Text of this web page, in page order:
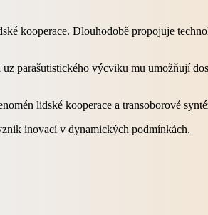
kooperace. Dlouhodobě propojuje
parašutistického výcviku mu umožňují
lidské kooperace a transoborové
inovací v dynamických podmínkách.